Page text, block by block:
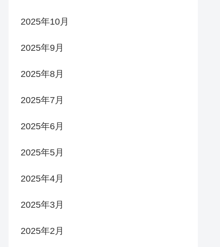
2025年10月
2025年9月
2025年8月
2025年7月
2025年6月
2025年5月
2025年4月
2025年3月
2025年2月